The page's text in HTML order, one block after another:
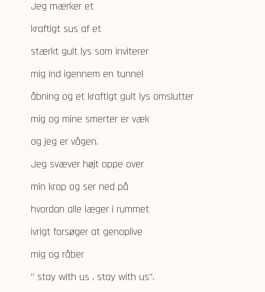
Jeg mærker et
kraftigt sus af et
stærkt gult lys som inviterer
mig ind igennem en tunnel
åbning og et kraftigt gult lys omslutter
mig og mine smerter er væk
og jeg er vågen.
Jeg svæver højt oppe over
min krop og ser ned på
hvordan alle læger i rummet
ivrigt forsøger at genoplive
mig og råber
” stay with us , stay with us”.